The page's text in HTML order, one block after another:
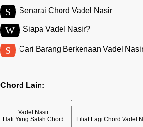
S Senarai Chord Vadel Nasir
W Siapa Vadel Nasir?
S Cari Barang Berkenaan Vadel Nasir
Chord Lain:
Vadel Nasir
Hati Yang Salah Chord
Lihat Lagi Chord Vadel